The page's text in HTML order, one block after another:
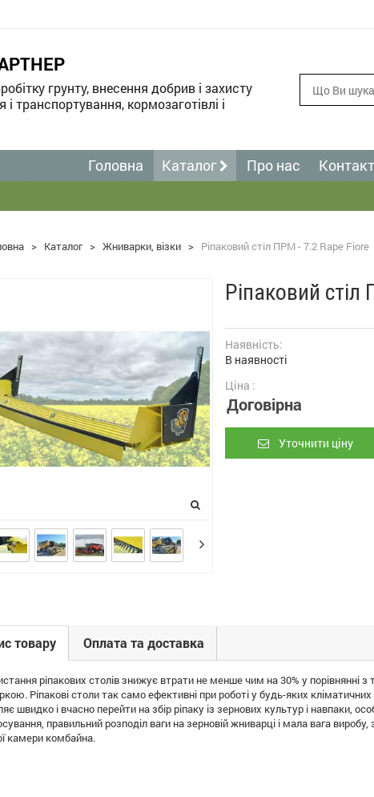
грунту, внесення добрив і захисту
транспортування, кормозаготівлі і
Головна Каталог Про нас
> Каталог > Жниварки, візки > Ріпаковий стіл ПРМ - 7.2 Rape Fiore
Ріпаковий
Наявність:
В наявності
Ціна :
Договірна
Уточнити ціну
товару Оплата та доставка
ріпакових столів знижує втрати не менше чим на 30% у порівнянні
Ріпакові столи так само ефективні при роботі у будь-яких
швидко і вчасно перейти на збір ріпаку із зернових культур і навпаки,
правильний розподіл ваги на зерновій жниварці і мала вага
камери комбайна.